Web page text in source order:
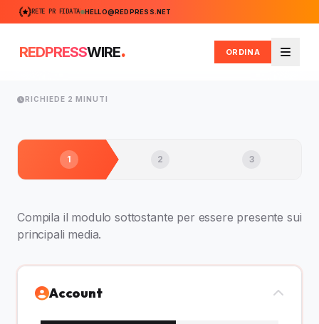
RETE PR FIDATA HELLO@REDPRESS.NET
REDPRESSWIRE. ORDINA
Menu
RICHIEDE 2 MINUTI
1 2 3
Compila il modulo sottostante per essere presente sui
principali media.
Account